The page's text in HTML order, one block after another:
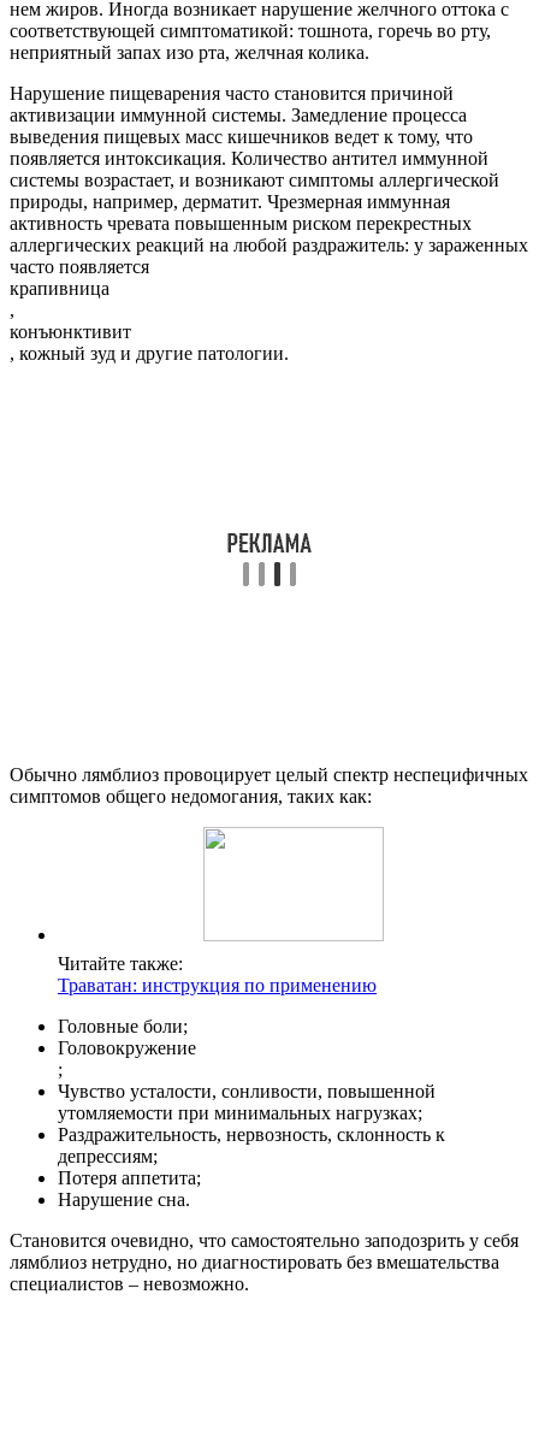
нем жиров. Иногда возникает нарушение желчного оттока с
соответствующей симптоматикой: тошнота, горечь во рту,
неприятный запах изо рта, желчная колика.
Нарушение пищеварения часто становится причиной
активизации иммунной системы. Замедление процесса
выведения пищевых масс кишечников ведет к тому, что
появляется интоксикация. Количество антител иммунной
системы возрастает, и возникают симптомы аллергической
природы, например, дерматит. Чрезмерная иммунная
активность чревата повышенным риском перекрестных
аллергических реакций на любой раздражитель: у зараженных
часто появляется
крапивница
,
конъюнктивит
, кожный зуд и другие патологии.
Обычно лямблиоз провоцирует целый спектр неспецифичных
симптомов общего недомогания, таких как:
Читайте также:
Траватан: инструкция по применению
Головные боли;
Головокружение
;
Чувство усталости, сонливости, повышенной
утомляемости при минимальных нагрузках;
Раздражительность, нервозность, склонность к
депрессиям;
Потеря аппетита;
Нарушение сна.
Становится очевидно, что самостоятельно заподозрить у себя
лямблиоз нетрудно, но диагностировать без вмешательства
специалистов – невозможно.